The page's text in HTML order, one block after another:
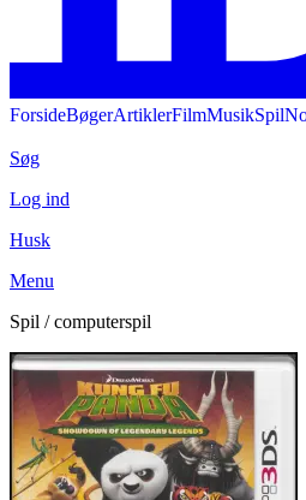
ForsideBøgerArtiklerFilmMusikSpil
Søg
Log ind
Husk
Menu
Spil / computerspil